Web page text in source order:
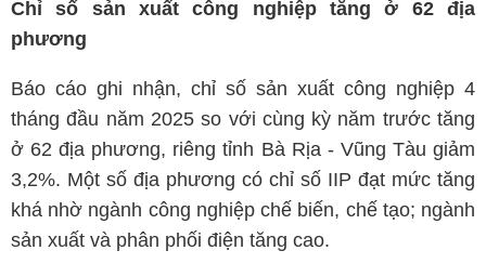
Chỉ số sản xuất công nghiệp tăng ở 62 địa
phương
Báo cáo ghi nhận, chỉ số sản xuất công nghiệp 4
tháng đầu năm 2025 so với cùng kỳ năm trước tăng
ở 62 địa phương, riêng tỉnh Bà Rịa - Vũng Tàu giảm
3,2%. Một số địa phương có chỉ số IIP đạt mức tăng
khá nhờ ngành công nghiệp chế biến, chế tạo; ngành
sản xuất và phân phối điện tăng cao.